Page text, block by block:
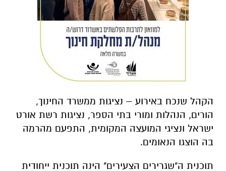
הקהל שנכח באירוע – נציגות ממשרד החינוך,
הורים, הנהלות ומורי בתי הספר, נציגות רשת אורט
ישראל ונציגי המועצה המקומית, התפעם מהרמה
בה הוצגו הנאומים.
תוכנית ה"שגרירים הצעירים" הינה תוכנית ייחודית